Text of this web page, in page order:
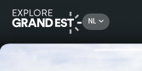
NL
Kijk je ogen uit in de Grand Est